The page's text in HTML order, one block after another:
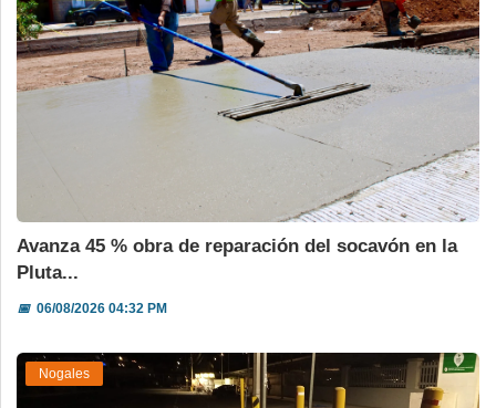
Avanza 45 % obra de reparación del socavón en la
Pluta...
📅06/08/2026 04:32 PM
Nogales